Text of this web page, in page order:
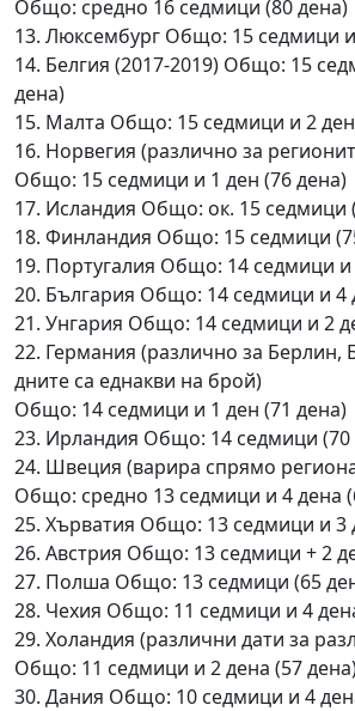
Общо: средно 16 седмици (80 дена)
13. Люксембург Общо: 15 седмици
14. Белгия (2017-2019) Общо: 15
дена)
15. Малта Общо: 15 седмици и 2
16. Норвегия (различно за
Общо: 15 седмици и 1 ден (76 дена)
17. Исландия Общо: ок. 15 седмици
18. Финландия Общо: 15 седмици
19. Португалия Общо: 14 седмици и
20. България Общо: 14 седмици и 4
21. Унгария Общо: 14 седмици и 2
22. Германия (различно за Берлин,
дните са еднакви на брой)
Общо: 14 седмици и 1 ден (71 дена)
23. Ирландия Общо: 14 седмици (70
24. Швеция (варира спрямо
Общо: средно 13 седмици и 4 дена
25. Хърватия Общо: 13 седмици и 3
26. Австрия Общо: 13 седмици + 2
27. Полша Общо: 13 седмици (65
28. Чехия Общо: 11 седмици и 4
29. Холандия (различни дати за
Общо: 11 седмици и 2 дена (57
30. Дания Общо: 10 седмици и 4